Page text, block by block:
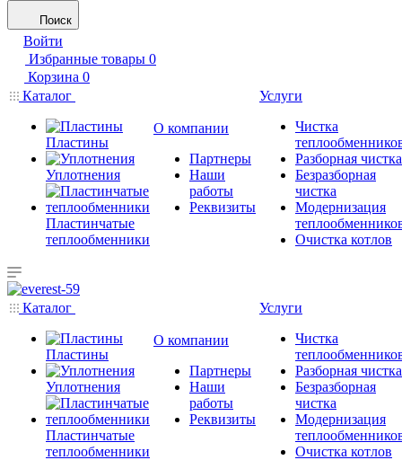
Поиск
Войти
Избранные товары 0
Корзина 0
Каталог
Пластины
Уплотнения
Пластинчатые
теплообменники
О компании
Партнеры
Наши
работы
Реквизиты
Услуги
Чистка
Разборная чистка
Безразборная
чистка
Модернизация
Очистка котлов
Каталог
Пластины
Уплотнения
Пластинчатые
теплообменники
О компании
Партнеры
Наши
работы
Реквизиты
Услуги
Чистка
Разборная чистка
Безразборная
чистка
Модернизация
Очистка котлов